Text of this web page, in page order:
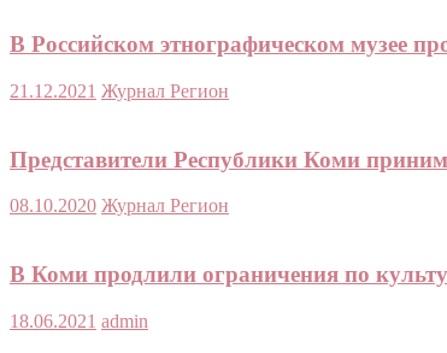
В Российском этнографическом музее
21.12.2021 Журнал Регион
Представители Республики Коми
08.10.2020 Журнал Регион
В Коми продлили ограничения по
18.06.2021 admin